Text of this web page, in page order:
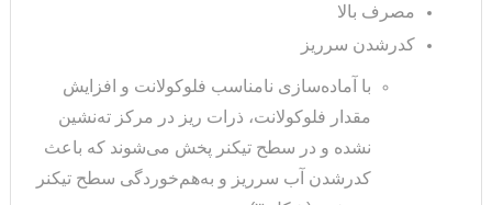
مصرف بالا
کدرشدن سرریز
با آماده‌سازی نامناسب فلوکولانت و افزایش
مقدار فلوکولانت، ذرات ریز در مرکز ته‌نشین
نشده و در سطح تیکنر پخش می‌شوند که باعث
کدرشدن آب سرریز و به‌هم‌خوردگی سطح تیکنر